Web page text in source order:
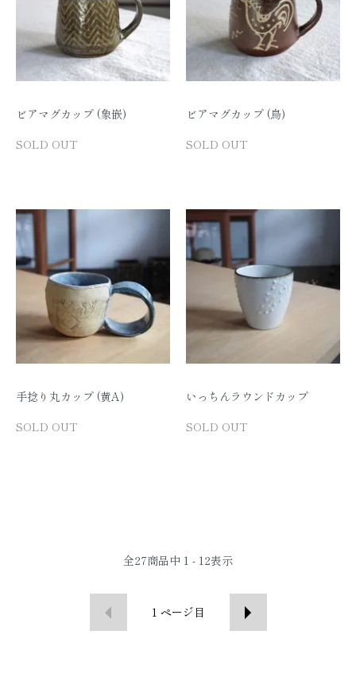
ビアマグカップ (象嵌)
SOLD OUT
ビアマグカップ (鳥)
SOLD OUT
手捻り丸カップ (黄A)
SOLD OUT
いっちんラウンドカップ
SOLD OUT
全27商品中 1 - 12表示
1 ページ目